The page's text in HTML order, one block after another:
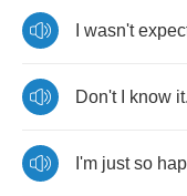
wasn't
Don't know it.
I'm just so